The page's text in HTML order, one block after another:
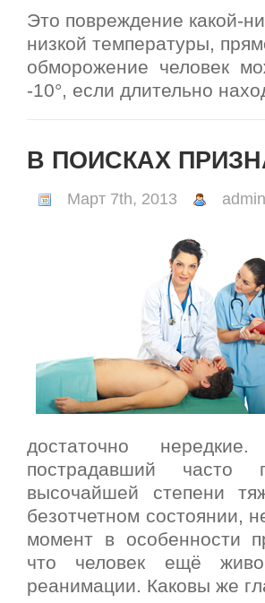
Это повреждение какой-
низкой температуры,
обморожение человек
-10°, если длительно
В ПОИСКАХ
Март 7th, 2013 admin
достаточно
пострадавший
высочайшей степени
безотчетном состоянии,
момент в особенности
что человек ещё
реанимации. Каковы же